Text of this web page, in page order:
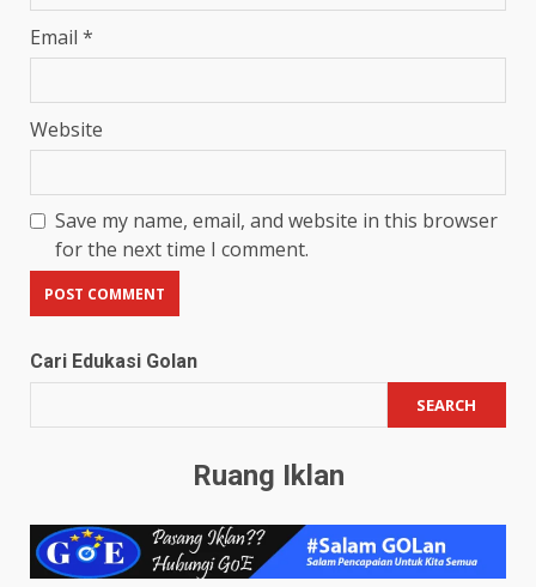
Email *
Website
Save my name, email, and website in this browser
for the next time I comment.
Cari Edukasi Golan
SEARCH
Ruang Iklan